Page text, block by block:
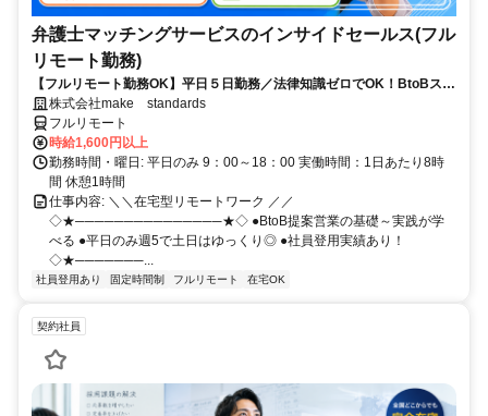
弁護士マッチングサービスのインサイドセールス(フル
リモート勤務)
【フルリモート勤務OK】平日５日勤務／法律知識ゼロでOK！BtoBスキ
ルが身につく営業職
株式会社make standards
フルリモート
時給1,600円以上
勤務時間・曜日: 平日のみ 9：00～18：00 実働時間：1日あたり8時
間 休憩1時間
仕事内容: ＼＼在宅型リモートワーク ／／
◇★───────────────★◇ ●BtoB提案営業の基礎～実践が学
べる ●平日のみ週5で土日はゆっくり◎ ●社員登用実績あり！
◇★───────...
社員登用あり 固定時間制 フルリモート 在宅OK
契約社員